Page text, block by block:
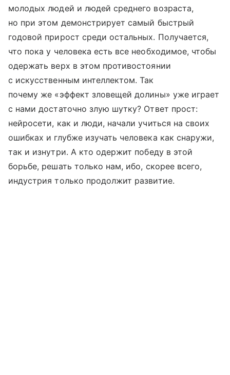
молодых людей и людей среднего возраста,
но при этом демонстрирует самый быстрый
годовой прирост среди остальных. Получается,
что пока у человека есть все необходимое, чтобы
одержать верх в этом противостоянии
с искусственным интеллектом. Так
почему же «эффект зловещей долины» уже играет
с нами достаточно злую шутку? Ответ прост:
нейросети, как и люди, начали учиться на своих
ошибках и глубже изучать человека как снаружи,
так и изнутри. А кто одержит победу в этой
борьбе, решать только нам, ибо, скорее всего,
индустрия только продолжит развитие.